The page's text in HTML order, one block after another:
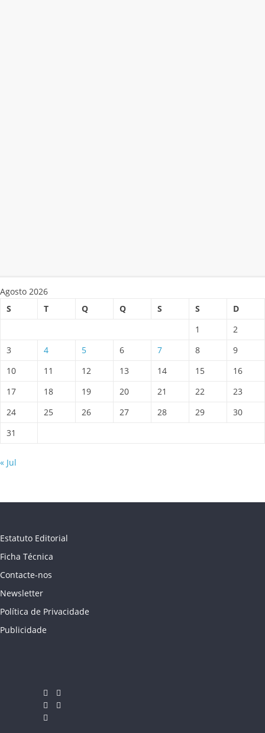
Agosto 2026
S
T Q Q S S
D
1
2
3
4 5 6 7 8
9
10
11 12 13 14 15
16
17
18 19 20 21 22
23
24
25 26 27 28 29
30
31
« Jul
Estatuto Editorial
Ficha Técnica
Contacte-nos
Newsletter
Política de Privacidade
Publicidade